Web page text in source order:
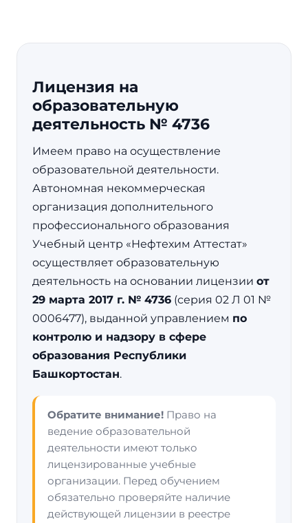
Лицензия на
образовательную
деятельность № 4736
Имеем право на осуществление
образовательной деятельности.
Автономная некоммерческая
организация дополнительного
профессионального образования
Учебный центр «Нефтехим Аттестат»
осуществляет образовательную
деятельность на основании лицензии от
29 марта 2017 г. № 4736 (серия 02 Л 01 №
0006477), выданной управлением по
контролю и надзору в сфере
образования Республики
Башкортостан.
Обратите внимание! Право на
ведение образовательной
деятельности имеют только
лицензированные учебные
организации. Перед обучением
обязательно проверяйте наличие
действующей лицензии в реестре